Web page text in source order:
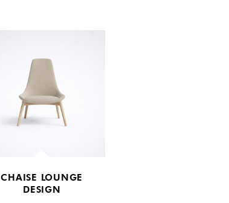
CHAISE LOUNGE
DESIGN